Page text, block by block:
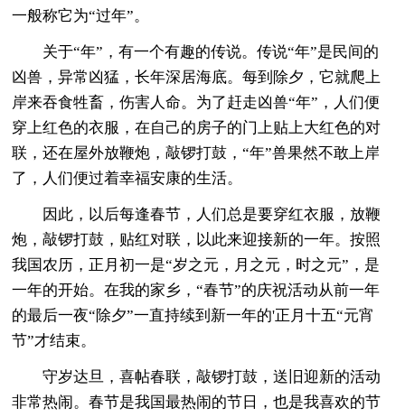
一般称它为“过年”。
关于“年”，有一个有趣的传说。传说“年”是民间的
凶兽，异常凶猛，长年深居海底。每到除夕，它就爬上
岸来吞食牲畜，伤害人命。为了赶走凶兽“年”，人们便
穿上红色的衣服，在自己的房子的门上贴上大红色的对
联，还在屋外放鞭炮，敲锣打鼓，“年”兽果然不敢上岸
了，人们便过着幸福安康的生活。
因此，以后每逢春节，人们总是要穿红衣服，放鞭
炮，敲锣打鼓，贴红对联，以此来迎接新的一年。按照
我国农历，正月初一是“岁之元，月之元，时之元”，是
一年的开始。在我的家乡，“春节”的庆祝活动从前一年
的最后一夜“除夕”一直持续到新一年的'正月十五“元宵
节”才结束。
守岁达旦，喜帖春联，敲锣打鼓，送旧迎新的活动
非常热闹。春节是我国最热闹的节日，也是我喜欢的节